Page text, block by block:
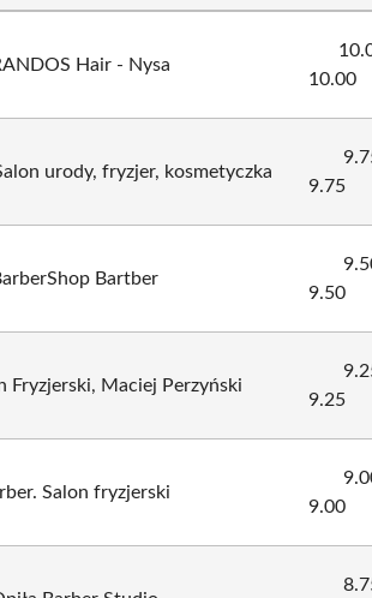
Hair - Nysa
10.00
urody, fryzjer, kosmetyczka
9.75
Bartber
9.50
Fryzjerski, Maciej Perzyński
9.25
Salon fryzjerski
9.00